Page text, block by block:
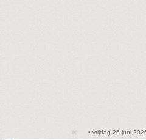
• vrijdag 26 juni